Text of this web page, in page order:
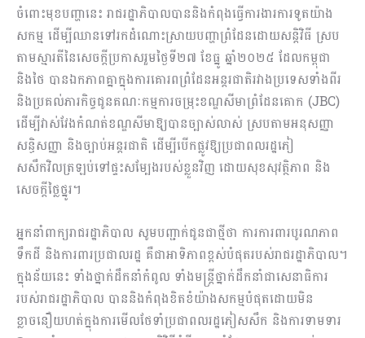
ចំពោះមុខបញ្ហានេះ រាជរដ្ឋាភិបាលបាននិងកំពុងធ្វើការងារការទូតយ៉ាង
សកម្ម ដើម្បីឈានទៅរកដំណោះស្រាយបញ្ហាព្រំដែនដោយសន្តិវិធី ស្រប
តាមស្មារតីនៃសេចក្តីប្រកាសរួមថ្ងៃទី២៧ ខែធ្នូ ឆ្នាំ២០២៥ ដែលកម្ពុជា
និងថៃ បានឯកភាពគ្នាក្នុងការគោរពព្រំដែនអន្តរជាតិរវាងប្រទេសទាំងពីរ
និងប្រគល់ភារកិច្ចជូនគណៈកម្មការចម្រុះខណ្ឌសីមាព្រំដែនគោក (JBC)
ដើម្បីវាស់វែងកំណត់ខណ្ឌសីមាឱ្យបានច្បាស់លាស់ ស្របតាមអនុសញ្ញា
សន្ធិសញ្ញា និងច្បាប់អន្តរជាតិ ដើម្បីបើកផ្លូវឱ្យប្រជាពលរដ្ឋភៀ
សសឹកវិលត្រឡប់ទៅផ្ទះសម្បែងរបស់ខ្លួនវិញ ដោយសុខសុវត្ថិភាព និង
សេចក្តីថ្លៃថ្នូរ។
អ្នកនាំពាក្យរាជរដ្ឋាភិបាល សូមបញ្ជាក់ជូនជាថ្មីថា ការការពារបូរណភាព
ទឹកដី និងការពារប្រជាលរដ្ឋ គឺជាអាទិភាពខ្ពស់បំផុតរបស់រាជរដ្ឋាភិបាល។
ក្នុងន័យនេះ ទាំងថ្នាក់ដឹកនាំកំពូល ទាំងមន្ត្រីថ្នាក់ដឹកនាំជាសេនាធិការ
របស់រាជរដ្ឋាភិបាល បាននិងកំពុងខិតខំយ៉ាងសកម្មបំផុតដោយមិន
ខ្លាចនឿយហត់ក្នុងការមើលថែទាំប្រជាពលរដ្ឋភៀសសឹក និងការទាមទារ